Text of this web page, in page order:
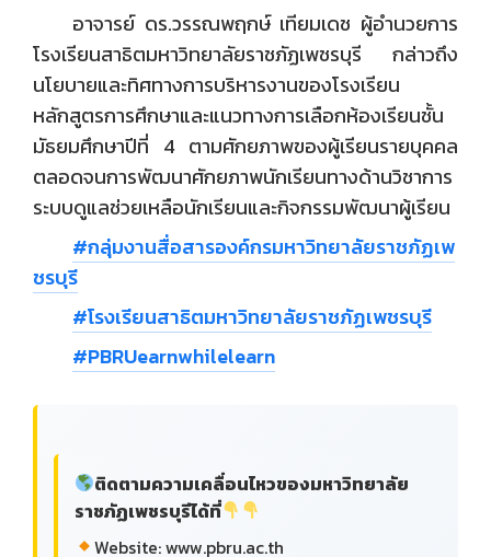
อาจารย์ ดร.วรรณพฤกษ์ เทียมเดช ผู้อำนวยการ
โรงเรียนสาธิตมหาวิทยาลัยราชภัฏเพชรบุรี กล่าวถึง
นโยบายและทิศทางการบริหารงานของโรงเรียน
หลักสูตรการศึกษาและแนวทางการเลือกห้องเรียนชั้น
มัธยมศึกษาปีที่ 4 ตามศักยภาพของผู้เรียนรายบุคคล
ตลอดจนการพัฒนาศักยภาพนักเรียนทางด้านวิชาการ
ระบบดูแลช่วยเหลือนักเรียนและกิจกรรมพัฒนาผู้เรียน
#กลุ่มงานสื่อสารองค์กรมหาวิทยาลัยราชภัฏเพ
ชรบุรี
#โรงเรียนสาธิตมหาวิทยาลัยราชภัฏเพชรบุรี
#PBRUearnwhilelearn
ติดตามความเคลื่อนไหวของมหาวิทยาลัย
ราชภัฏเพชรบุรีได้ที่
Website: www.pbru.ac.th